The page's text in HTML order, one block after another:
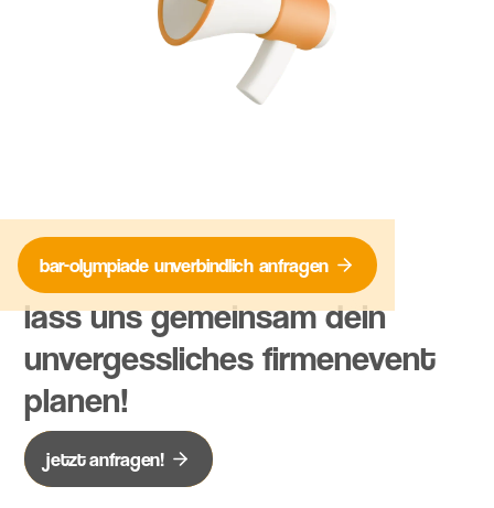
bar-olympiade unverbindlich anfragen
lass uns gemeinsam dein
unvergessliches firmenevent
planen!
jetzt anfragen!